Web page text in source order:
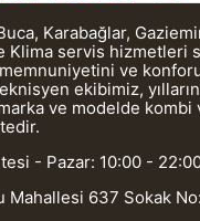
Karabağlar,
Klima servis hizmetleri
ve
ekibimiz,
ve modelde
- Pazar: 10:00 -
Mahallesi 637 Sokak